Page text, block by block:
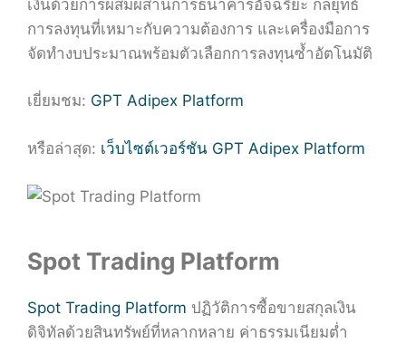
เงินด้วยการผสมผสานการธนาคารอัจฉริยะ กลยุทธ์
การลงทุนที่เหมาะกับความต้องการ และเครื่องมือการ
จัดทำงบประมาณพร้อมตัวเลือกการลงทุนซ้ำอัตโนมัติ
เยี่ยมชม: GPT Adipex Platform
หรือล่าสุด: เว็บไซต์เวอร์ชัน GPT Adipex Platform
Spot Trading Platform
Spot Trading Platform ปฏิวัติการซื้อขายสกุลเงิน
ดิจิทัลด้วยสินทรัพย์ที่หลากหลาย ค่าธรรมเนียมต่ำ